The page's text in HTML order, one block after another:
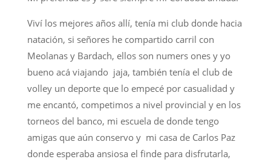
Viví los mejores años allí, tenía mi club donde hacia
natación, si señores he compartido carril con
Meolanas y Bardach, ellos son numers ones y yo
bueno acá viajando jaja, también tenía el club de
volley un deporte que lo empecé por casualidad y
me encantó, competimos a nivel provincial y en los
torneos del banco, mi escuela de donde tengo
amigas que aún conservo y mi casa de Carlos Paz
donde esperaba ansiosa el finde para disfrutarla,